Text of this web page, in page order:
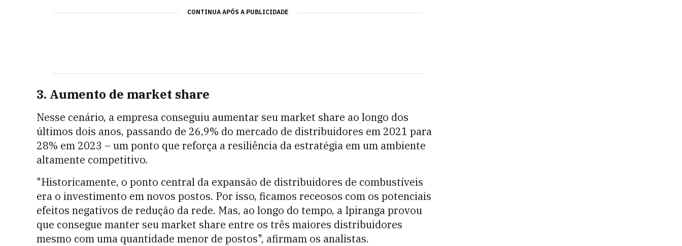
CONTINUA APÓS A PUBLICIDADE
3. Aumento de market share
Nesse cenário, a empresa conseguiu aumentar seu market share ao longo dos
últimos dois anos, passando de 26,9% do mercado de distribuidores em 2021 para
28% em 2023 – um ponto que reforça a resiliência da estratégia em um ambiente
altamente competitivo.
"Historicamente, o ponto central da expansão de distribuidores de combustíveis
era o investimento em novos postos. Por isso, ficamos receosos com os potenciais
efeitos negativos de redução da rede. Mas, ao longo do tempo, a Ipiranga provou
que consegue manter seu market share entre os três maiores distribuidores
mesmo com uma quantidade menor de postos", afirmam os analistas.